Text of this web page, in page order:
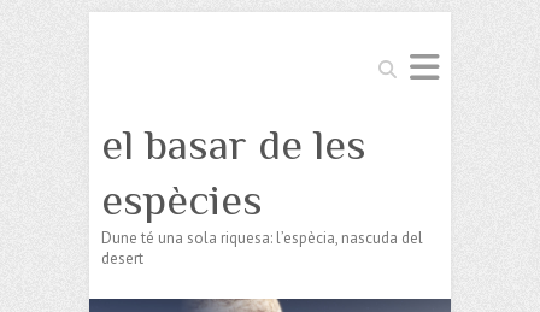
Search
el basar de les
espècies
Dune té una sola riquesa: l’espècia, nascuda del
desert